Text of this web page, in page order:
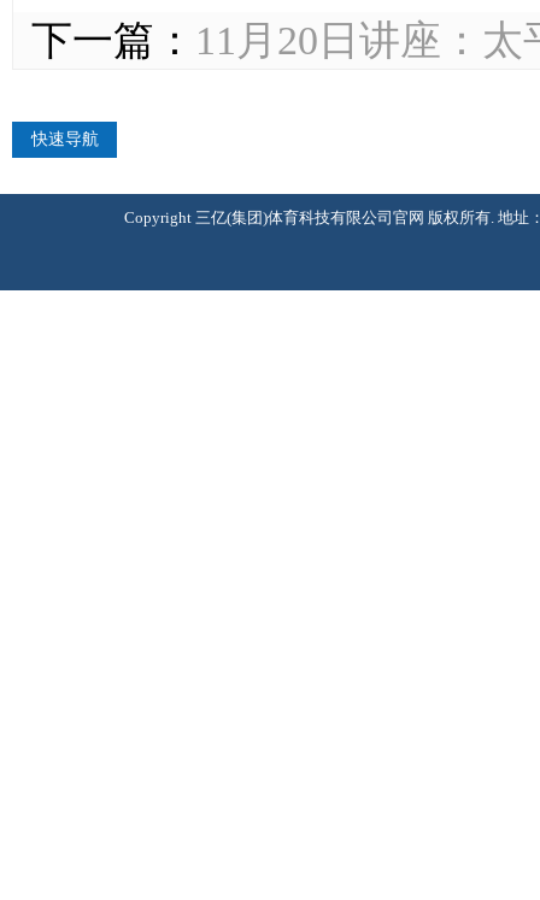
下一篇： 11月20日讲座：
快速导航
Copyright 三亿(集团)体育科技有限公司官网 版权所有. 地